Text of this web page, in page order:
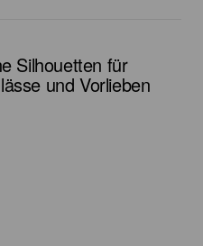
Silhouetten für
und Vorlieben